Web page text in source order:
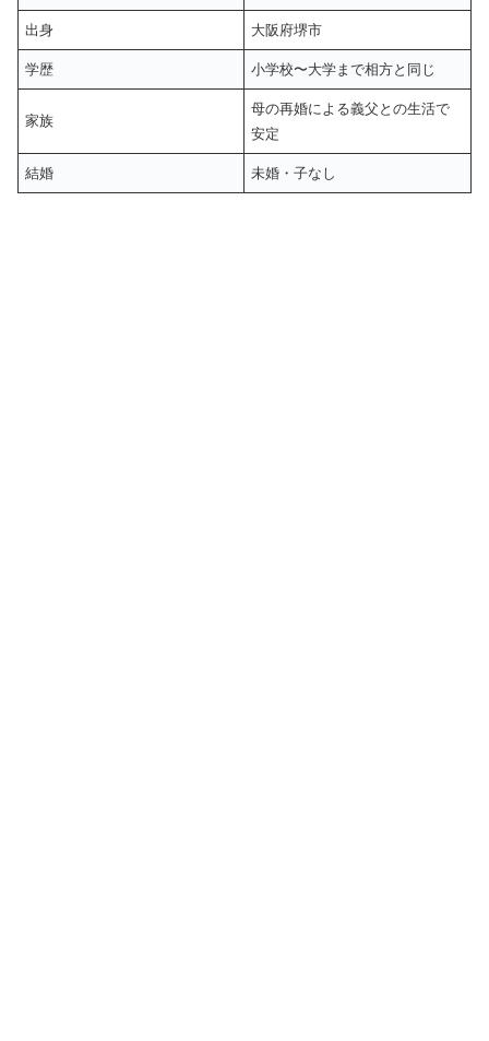
出身 大阪府堺市
学歴 小学校〜大学まで相方と同じ
家族
母の再婚による義父との生活で
安定
結婚 未婚・子なし